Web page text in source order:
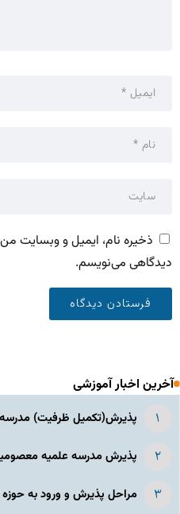
ذخیره نام، ایمیل و وبسایت من
دیدگاهی می‌نویسم.
آخرین اخبار آموزشی
پذیرش(تکمیل ظرفیت)
پذیرش مدرسه علمیه
مراحل پذیرش و ورود به